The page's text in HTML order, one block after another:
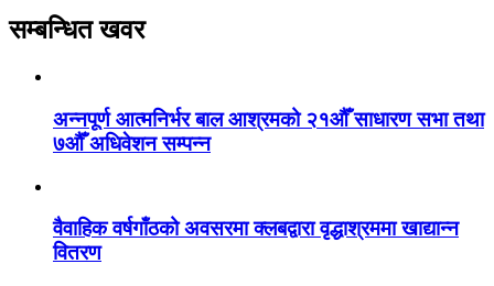
सम्बन्धित खवर
अन्नपूर्ण आत्मनिर्भर बाल आश्रमको २१औँ साधारण सभा तथा
७औँ अधिवेशन सम्पन्न
वैवाहिक वर्षगाँठको अवसरमा क्लबद्वारा वृद्धाश्रममा खाद्यान्न
वितरण